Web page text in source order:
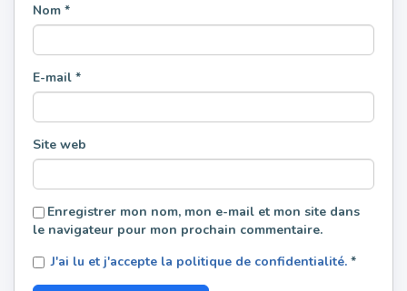
Nom *
E-mail *
Site web
Enregistrer mon nom, mon e-mail et mon site dans
le navigateur pour mon prochain commentaire.
J'ai lu et j'accepte la politique de confidentialité. *